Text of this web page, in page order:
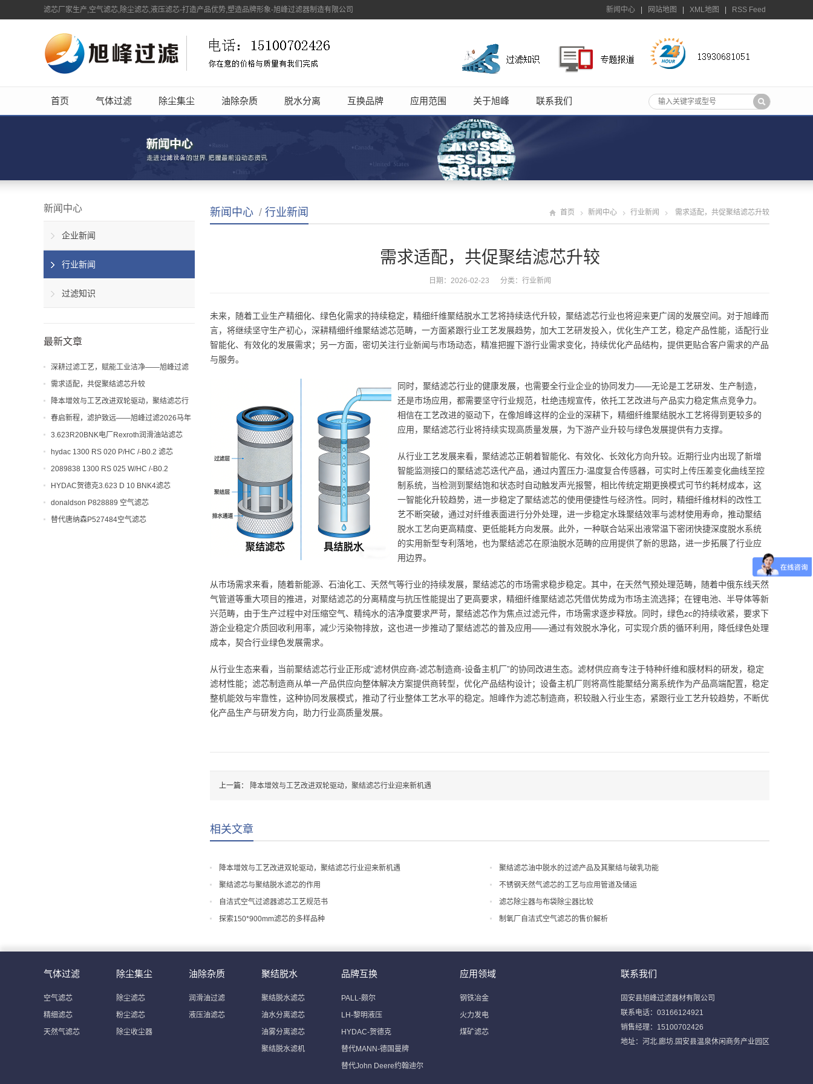
滤芯厂家生产,空气滤芯,除尘滤芯,液压滤芯-打造产品优势,塑造品牌形象-旭峰过滤器制造有限公司 新闻中心 网站地图 XML地图 RSS Feed
首页 气体过滤 除尘集尘 油除杂质 脱水分离 互换品牌 应用范围 关于旭峰 联系我们
新闻中心 / 行业新闻 首页 新闻中心 行业新闻 需求适配，共促聚结滤芯升较
需求适配，共促聚结滤芯升较
日期：2026-02-23 分类： 行业新闻
未来，随着工业生产精细化、绿色化需求的持续稳定，精细纤维聚结脱水工艺将持续迭代升较，聚结滤芯行业也将迎来更广阔的发展空间。对于旭峰而
言，将继续坚守生产初心，深耕精细纤维聚结滤芯范畴，一方面紧跟行业工艺发展趋势，加大工艺研发投入，优化生产工艺，稳定产品性能，适配行业
智能化、有效化的发展需求；另一方面，密切关注行业新闻与市场动态，精准把握下游行业需求变化，持续优化产品结构，提供更贴合客户需求的产品
与服务。
同时，聚结滤芯行业的健康发展，也需要全行业企业的协同发力——无论是工艺研发、生产制造，
还是市场应用，都需要坚守行业规范，杜绝违规宣传，依托工艺改进与产品实力稳定焦点竞争力。
相信在工艺改进的驱动下，在像旭峰这样的企业的深耕下，精细纤维聚结脱水工艺将得到更较多的
应用，聚结滤芯行业将持续实现高质量发展，为下游产业升较与绿色发展提供有力支撑。
从行业工艺发展来看，聚结滤芯正朝着智能化、有效化、长效化方向升较。近期行业内出现了新增
智能监测接口的聚结滤芯迭代产品，通过内置压力-温度复合传感器，可实时上传压差变化曲线至控
制系统，当检测到聚结饱和状态时自动触发声光报警，相比传统定期更换模式可节约耗材成本，这
一智能化升较趋势，进一步稳定了聚结滤芯的使用便捷性与经济性。同时，精细纤维材料的改性工
艺不断突破，通过对纤维表面进行分外处理，进一步稳定水珠聚结效率与滤材使用寿命，推动聚结
脱水工艺向更高精度、更低能耗方向发展。此外，一种联合站采出液常温下密闭快捷深度脱水系统
的实用新型专利落地，也为聚结滤芯在原油脱水范畴的应用提供了新的思路，进一步拓展了行业应
用边界。
从市场需求来看，随着新能源、石油化工、天然气等行业的持续发展，聚结滤芯的市场需求稳步稳定。其中，在天然气预处理范畴，随着中俄东线天然
气管道等重大项目的推进，对聚结滤芯的分离精度与抗压性能提出了更高要求，精细纤维聚结滤芯凭借优势成为市场主流选择；在锂电池、半导体等新
兴范畴，由于生产过程中对压缩空气、精纯水的洁净度要求严苛，聚结滤芯作为焦点过滤元件，市场需求逐步释放。同时，绿色zc的持续收紧，要求下
游企业稳定介质回收利用率，减少污染物排放，这也进一步推动了聚结滤芯的普及应用——通过有效脱水净化，可实现介质的循环利用，降低绿色处理
成本，契合行业绿色发展需求。
从行业生态来看，当前聚结滤芯行业正形成“滤材供应商-滤芯制造商-设备主机厂”的协同改进生态。滤材供应商专注于特种纤维和膜材料的研发，稳定
滤材性能；滤芯制造商从单一产品供应向整体解决方案提供商转型，优化产品结构设计；设备主机厂则将高性能聚结分离系统作为产品高端配置，稳定
整机能效与牢靠性，这种协同发展模式，推动了行业整体工艺水平的稳定。旭峰作为滤芯制造商，积较融入行业生态，紧跟行业工艺升较趋势，不断优
化产品生产与研发方向，助力行业高质量发展。
上一篇： 降本增效与工艺改进双轮驱动，聚结滤芯行业迎来新机遇
相关文章
降本增效与工艺改进双轮驱动，聚结滤芯行业迎来新机遇
聚结滤芯油中脱水的过滤产品及其聚结与破乳功能
聚结滤芯与聚结脱水滤芯的作用
不锈钢天然气滤芯的工艺与应用管道及储运
自洁式空气过滤器滤芯工艺规范书
滤芯除尘器与布袋除尘器比较
探索150*900mm滤芯的多样品种
制氧厂自洁式空气滤芯的售价解析
新闻中心
企业新闻
行业新闻
过滤知识
最新文章
深耕过滤工艺，赋能工业洁净——旭峰过滤
解析聚结滤芯工艺与应用价值
需求适配，共促聚结滤芯升较
降本增效与工艺改进双轮驱动，聚结滤芯行
业迎来新机遇
春启新程，滤护致远——旭峰过滤2026马年
开工大吉！
3.623R20BNK电厂Rexroth润滑油站滤芯
hydac 1300 RS 020 P/HC /-B0.2 滤芯
2089838 1300 RS 025 W/HC /-B0.2
HYDAC贺德克3.623 D 10 BNK4滤芯
donaldson P828889 空气滤芯
替代唐纳森P527484空气滤芯
气体过滤
空气滤芯
精细滤芯
天然气滤芯
除尘集尘
除尘滤芯
粉尘滤芯
除尘收尘器
油除杂质
润滑油过滤
液压油滤芯
聚结脱水
聚结脱水滤芯
油水分离滤芯
油雾分离滤芯
聚结脱水滤机
品牌互换
PALL-颇尔
LH-黎明液压
HYDAC-贺德克
替代MANN-德国曼牌
替代John Deere约翰迪尔
应用领域
钢铁冶金
火力发电
煤矿滤芯
联系我们
固安县旭峰过滤器材有限公司
联系电话：03166124921
销售经理：15100702426
地址：河北.廊坊.固安县温泉休闲商务产业园区